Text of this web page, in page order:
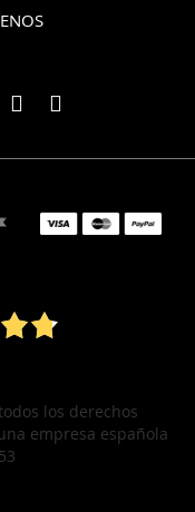
los derechos
empresa española